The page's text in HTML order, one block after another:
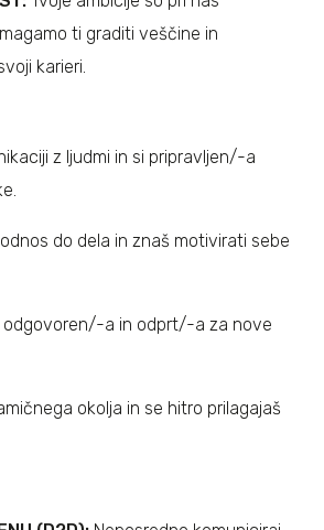
ti graditi veščine in
karieri.
z ljudmi in si pripravljen/-a
do dela in znaš motivirati sebe
odgovoren/-a in odprt/-a za nove
okolja in se hitro prilagajaš